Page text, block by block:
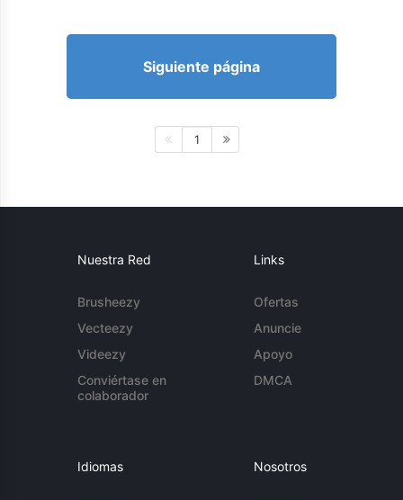
Siguiente página
1
Nuestra Red
Brusheezy
Vecteezy
Videezy
Conviértase en
colaborador
Links
Ofertas
Anuncie
Apoyo
DMCA
Idiomas Nosotros